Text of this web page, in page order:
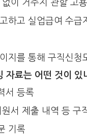
이 거주지 관할 고
하고 실업급여 수급
지를 통해 구직신청
자료는 어떤 것이 있
서 등록
원서 제출 내역 등 구
기록